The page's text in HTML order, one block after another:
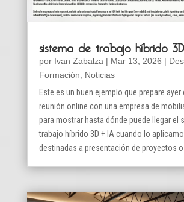
sistema de trabajo híbrido
por Ivan Zabalza | Mar 13, 2026 |
Formación
Noticias
Este es un buen ejemplo que prepare ayer
reunión online con una empresa de
para mostrar hasta dónde puede llegar el
trabajo híbrido 3D + IA cuando lo
destinadas a presentación de proyectos o